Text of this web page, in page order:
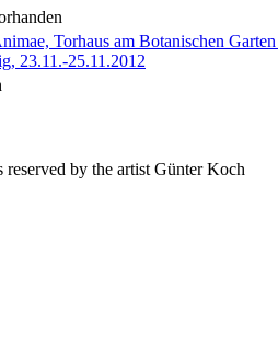
Torhaus am Botanischen
23.11.-25.11.2012
by the artist Günter Koch